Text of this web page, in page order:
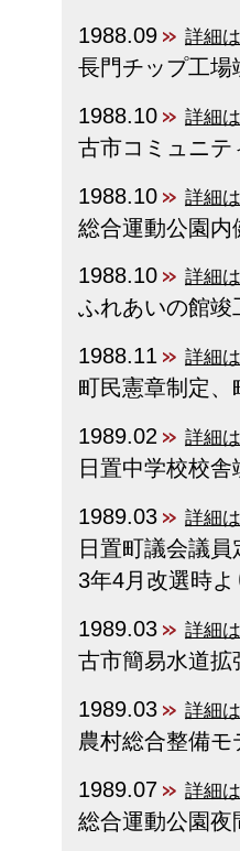
1988.09 詳細
長門チップ工場
1988.10
詳細
古市コミュニテ
1988.10
詳細
総合運動公園内
1988.10
詳細
ふれあいの館竣
1988.11
詳細
町民憲章制定
1989.02
詳細
日置中学校校舎
1989.03
詳細
日置町議会議
3年4月改選時
1989.03
詳細
古市簡易水道拡
1989.03
詳細
農村総合整備
1989.07
詳細
総合運動公園夜